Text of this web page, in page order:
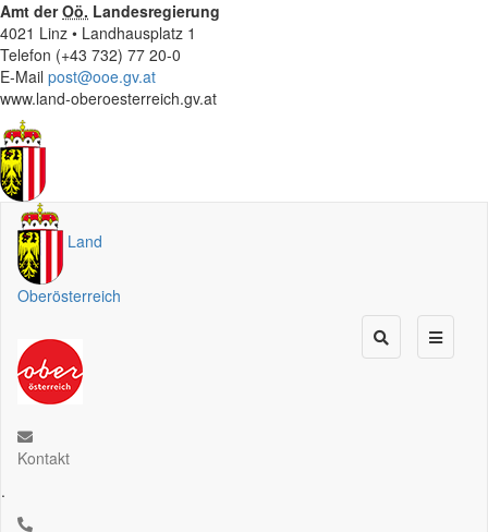
Amt derOö. Landesregierung
4021 Linz • Landhausplatz 1
Telefon (+43 732) 77 20-0
E-Mail post@ooe.gv.at
www.land-oberoesterreich.gv.at
Land
Oberösterreich
Kontakt
.